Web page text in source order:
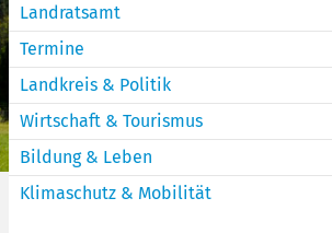
Landratsamt
Termine
Landkreis & Politik
Wirtschaft & Tourismus
Bildung & Leben
Klimaschutz & Mobilität